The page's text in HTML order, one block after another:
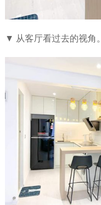
▼ 从客厅看过去的视角。